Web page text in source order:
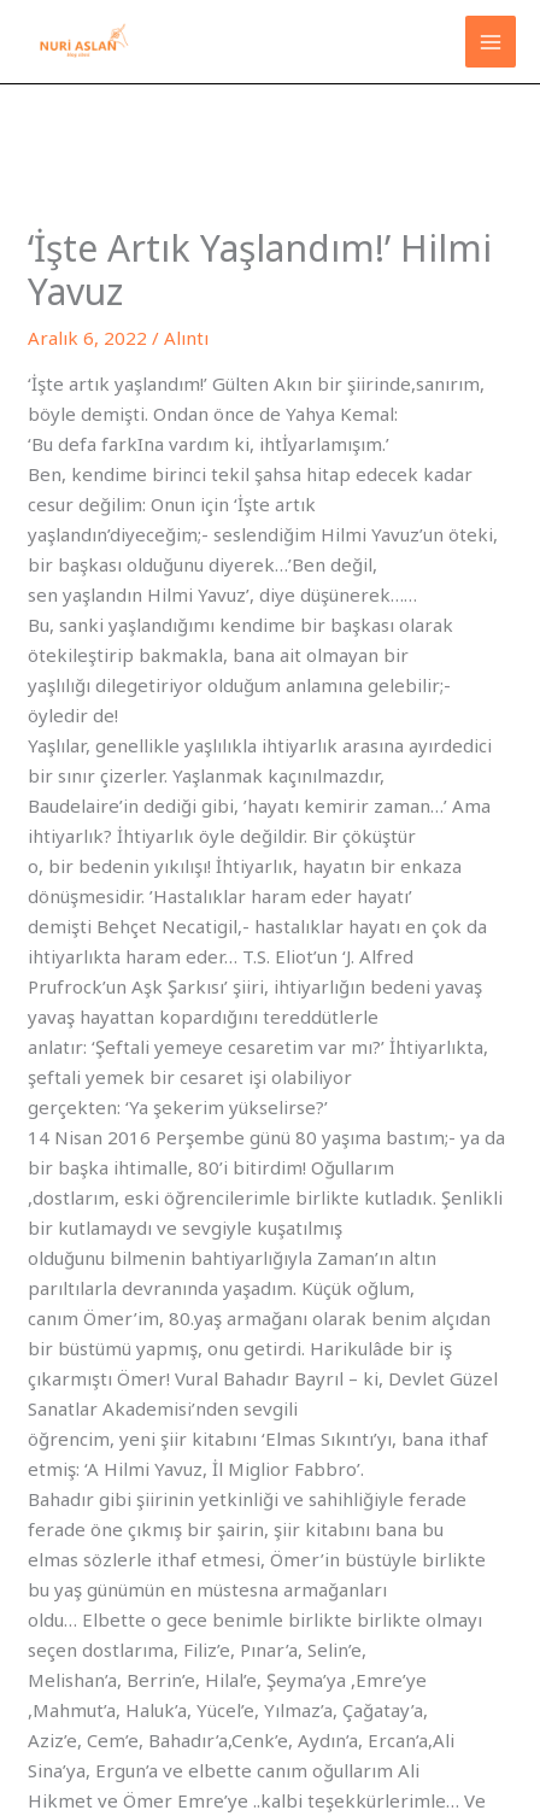
‘İşte Artık Yaşlandım!’ Hilmi
Yavuz
Aralık 6, 2022/Alıntı
‘İşte artık yaşlandım!’ Gülten Akın bir şiirinde,sanırım,
böyle demişti. Ondan önce de Yahya Kemal:
‘Bu defa farkIna vardım ki, ihtİyarlamışım.’
Ben, kendime birinci tekil şahsa hitap edecek kadar
cesur değilim: Onun için ‘İşte artık
yaşlandın’diyeceğim;- seslendiğim Hilmi Yavuz’un öteki,
bir başkası olduğunu diyerek…’Ben değil,
sen yaşlandın Hilmi Yavuz’, diye düşünerek……
Bu, sanki yaşlandığımı kendime bir başkası olarak
ötekileştirip bakmakla, bana ait olmayan bir
yaşlılığı dilegetiriyor olduğum anlamına gelebilir;-
öyledir de!
Yaşlılar, genellikle yaşlılıkla ihtiyarlık arasına ayırdedici
bir sınır çizerler. Yaşlanmak kaçınılmazdır,
Baudelaire’in dediği gibi, ’hayatı kemirir zaman…’ Ama
ihtiyarlık? İhtiyarlık öyle değildir. Bir çöküştür
o, bir bedenin yıkılışı! İhtiyarlık, hayatın bir enkaza
dönüşmesidir. ’Hastalıklar haram eder hayatı’
demişti Behçet Necatigil,- hastalıklar hayatı en çok da
ihtiyarlıkta haram eder… T.S. Eliot’un ‘J. Alfred
Prufrock’un Aşk Şarkısı’ şiiri, ihtiyarlığın bedeni yavaş
yavaş hayattan kopardığını tereddütlerle
anlatır: ‘Şeftali yemeye cesaretim var mı?’ İhtiyarlıkta,
şeftali yemek bir cesaret işi olabiliyor
gerçekten: ‘Ya şekerim yükselirse?’
14 Nisan 2016 Perşembe günü 80 yaşıma bastım;- ya da
bir başka ihtimalle, 80’i bitirdim! Oğullarım
,dostlarım, eski öğrencilerimle birlikte kutladık. Şenlikli
bir kutlamaydı ve sevgiyle kuşatılmış
olduğunu bilmenin bahtiyarlığıyla Zaman’ın altın
parıltılarla devranında yaşadım. Küçük oğlum,
canım Ömer’im, 80.yaş armağanı olarak benim alçıdan
bir büstümü yapmış, onu getirdi. Harikulâde bir iş
çıkarmıştı Ömer! Vural Bahadır Bayrıl – ki, Devlet Güzel
Sanatlar Akademisi’nden sevgili
öğrencim, yeni şiir kitabını ‘Elmas Sıkıntı’yı, bana ithaf
etmiş: ‘A Hilmi Yavuz, İl Miglior Fabbro’.
Bahadır gibi şiirinin yetkinliği ve sahihliğiyle ferade
ferade öne çıkmış bir şairin, şiir kitabını bana bu
elmas sözlerle ithaf etmesi, Ömer’in büstüyle birlikte
bu yaş günümün en müstesna armağanları
oldu… Elbette o gece benimle birlikte birlikte olmayı
seçen dostlarıma, Filiz’e, Pınar’a, Selin’e,
Melishan’a, Berrin’e, Hilal’e, Şeyma’ya ,Emre’ye
,Mahmut’a, Haluk’a, Yücel’e, Yılmaz’a, Çağatay’a,
Aziz’e, Cem’e, Bahadır’a,Cenk’e, Aydın’a, Ercan’a,Ali
Sina’ya, Ergun’a ve elbette canım oğullarım Ali
Hikmet ve Ömer Emre’ye ..kalbi teşekkürlerimle… Ve